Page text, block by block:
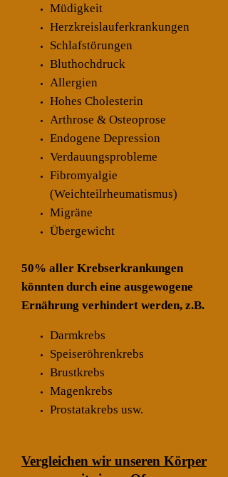
Müdigkeit
Herzkreislauferkrankungen
Schlafstörungen
Bluthochdruck
Allergien
Hohes Cholesterin
Arthrose & Osteoprose
Endogene Depression
Verdauungsprobleme
Fibromyalgie
(Weichteilrheumatismus)
Migräne
Übergewicht
50% aller Krebserkrankungen
könnten durch eine ausgewogene
Ernährung verhindert werden, z.B.
Darmkrebs
Speiseröhrenkrebs
Brustkrebs
Magenkrebs
Prostatakrebs usw.
Vergleichen wir unseren Körper